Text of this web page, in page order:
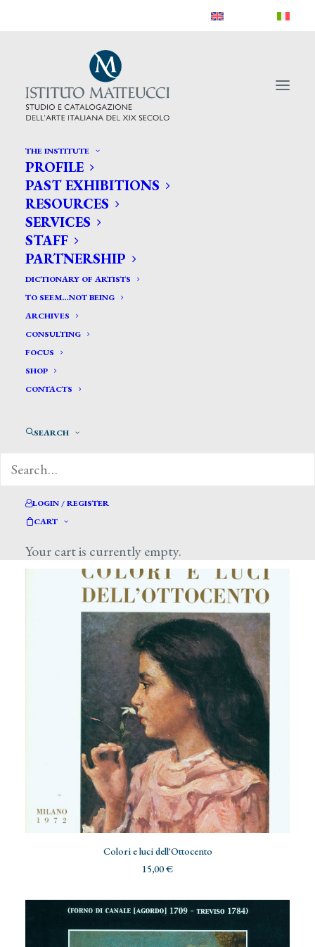
THE INSTITUTE
PROFILE
PAST EXHIBITIONS
RESOURCES
SERVICES
STAFF
PARTNERSHIP
DICTIONARY OF ARTISTS
TO SEEM…NOT BEING
ARCHIVES
CONSULTING
FOCUS
SHOP
CONTACTS
SEARCH
LOGIN / REGISTER
CART
Your cart is currently empty.
Attività di Gallerie
Showing 1–10 of 28 results
ADD TO CART
Colori e luci dell'Ottocento
15,00€